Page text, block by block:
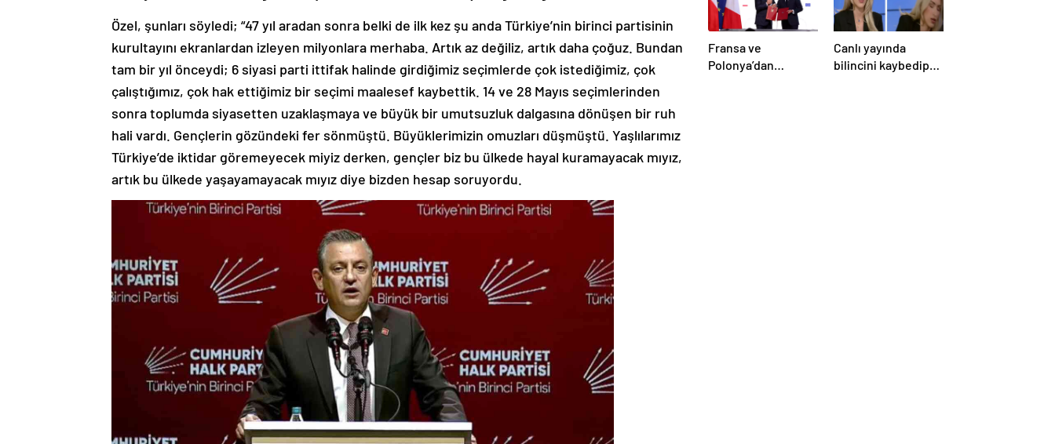
Özel, şunları söyledi; “47 yıl aradan sonra belki de ilk kez şu anda Türkiye’nin birinci partisinin
kurultayını ekranlardan izleyen milyonlara merhaba. Artık az değiliz, artık daha çoğuz. Bundan
tam bir yıl önceydi; 6 siyasi parti ittifak halinde girdiğimiz seçimlerde çok istediğimiz, çok
çalıştığımız, çok hak ettiğimiz bir seçimi maalesef kaybettik. 14 ve 28 Mayıs seçimlerinden
sonra toplumda siyasetten uzaklaşmaya ve büyük bir umutsuzluk dalgasına dönüşen bir ruh
hali vardı. Gençlerin gözündeki fer sönmüştü. Büyüklerimizin omuzları düşmüştü. Yaşlılarımız
Türkiye’de iktidar göremeyecek miyiz derken, gençler biz bu ülkede hayal kuramayacak mıyız,
artık bu ülkede yaşayamayacak mıyız diye bizden hesap soruyordu.
Fransa ve
Polonya’dan
Canlı yayında
bilincini kaybedip